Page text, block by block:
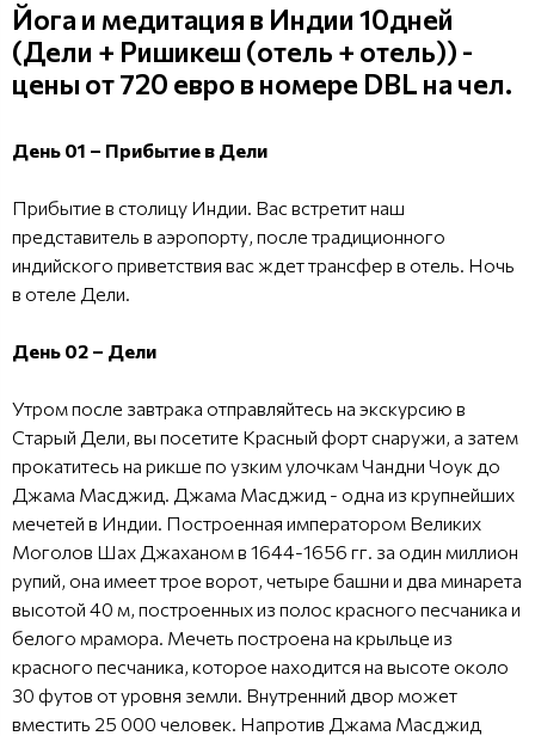
Йога и медитация в Индии 10дней
(Дели + Ришикеш (отель + отель)) -
цены от 720 евро в номере DBL на чел.
День 01 – Прибытие в Дели
Прибытие в столицу Индии. Вас встретит наш
представитель в аэропорту, после традиционного
индийского приветствия вас ждет трансфер в отель. Ночь
в отеле Дели.
День 02 – Дели
Утром после завтрака отправляйтесь на экскурсию в
Старый Дели, вы посетите Красный форт снаружи, а затем
прокатитесь на рикше по узким улочкам Чандни Чоук до
Джама Масджид. Джама Масджид - одна из крупнейших
мечетей в Индии. Построенная императором Великих
Моголов Шах Джаханом в 1644-1656 гг. за один миллион
рупий, она имеет трое ворот, четыре башни и два минарета
высотой 40 м, построенных из полос красного песчаника и
белого мрамора. Мечеть построена на крыльце из
красного песчаника, которое находится на высоте около
30 футов от уровня земли. Внутренний двор может
вместить 25 000 человек. Напротив Джама Масджид